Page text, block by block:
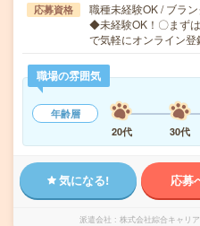
応募資格
職種未経験OK / ブラ
◆未経験OK！〇まず
で気軽にオンライン
職場の雰囲気
年齢層
20代
30代
気になる! 応募
派遣会社 株式会社綜合キャリ